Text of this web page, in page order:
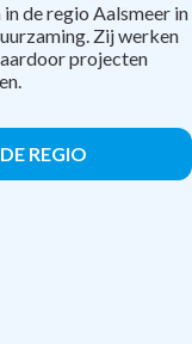
de regio Aalsmeer in
Zij werken
projecten
REGIO